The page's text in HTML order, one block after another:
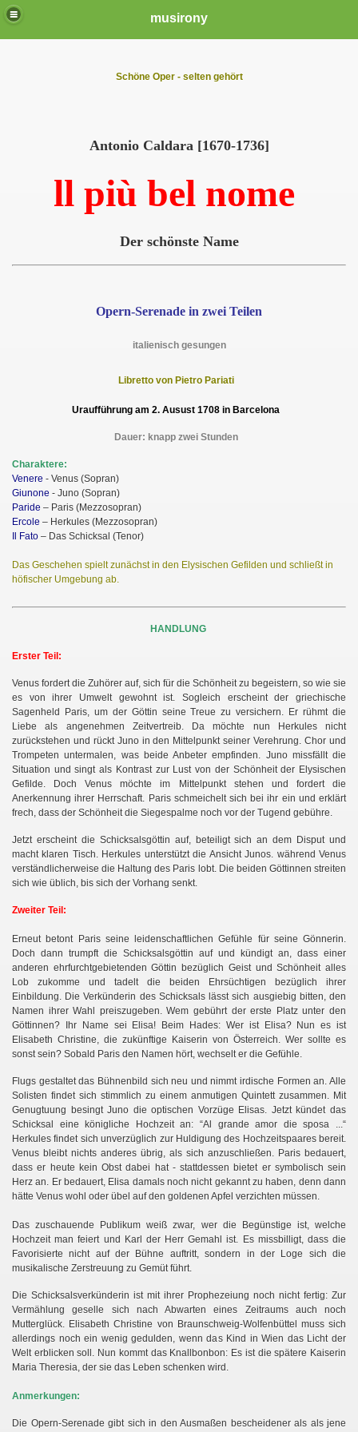
musirony
Schöne Oper - selten gehört
Antonio Caldara [1670-1736]
ll più bel nome
Der schönste Name
Opern-Serenade in zwei Teilen
italienisch gesungen
Libretto von Pietro Pariati
Uraufführung am 2. Ausust 1708 in Barcelona
Dauer: knapp zwei Stunden
Charaktere:
Venere - Venus (Sopran)
Giunone - Juno (Sopran)
Paride – Paris (Mezzosopran)
Ercole – Herkules (Mezzosopran)
Il Fato – Das Schicksal (Tenor)
Das Geschehen spielt zunächst in den Elysischen Gefilden und schließt in
höfischer Umgebung ab.
HANDLUNG
Erster Teil:
Venus fordert die Zuhörer auf, sich für die Schönheit zu begeistern, so wie sie
es von ihrer Umwelt gewohnt ist. Sogleich erscheint der griechische
Sagenheld Paris, um der Göttin seine Treue zu versichern. Er rühmt die
Liebe als angenehmen Zeitvertreib. Da möchte nun Herkules nicht
zurückstehen und rückt Juno in den Mittelpunkt seiner Verehrung. Chor und
Trompeten untermalen, was beide Anbeter empfinden. Juno missfällt die
Situation und singt als Kontrast zur Lust von der Schönheit der Elysischen
Gefilde. Doch Venus möchte im Mittelpunkt stehen und fordert die
Anerkennung ihrer Herrschaft. Paris schmeichelt sich bei ihr ein und erklärt
frech, dass der Schönheit die Siegespalme noch vor der Tugend gebühre.
Jetzt erscheint die Schicksalsgöttin auf, beteiligt sich an dem Disput und
macht klaren Tisch. Herkules unterstützt die Ansicht Junos. während Venus
verständlicherweise die Haltung des Paris lobt. Die beiden Göttinnen streiten
sich wie üblich, bis sich der Vorhang senkt.
Zweiter Teil:
Erneut betont Paris seine leidenschaftlichen Gefühle für seine Gönnerin.
Doch dann trumpft die Schicksalsgöttin auf und kündigt an, dass einer
anderen ehrfurchtgebietenden Göttin bezüglich Geist und Schönheit alles
Lob zukomme und tadelt die beiden Ehrsüchtigen bezüglich ihrer
Einbildung. Die Verkünderin des Schicksals lässt sich ausgiebig bitten, den
Namen ihrer Wahl preiszugeben. Wem gebührt der erste Platz unter den
Göttinnen? Ihr Name sei Elisa! Beim Hades: Wer ist Elisa? Nun es ist
Elisabeth Christine, die zukünftige Kaiserin von Österreich. Wer sollte es
sonst sein? Sobald Paris den Namen hört, wechselt er die Gefühle.
Flugs gestaltet das Bühnenbild sich neu und nimmt irdische Formen an. Alle
Solisten findet sich stimmlich zu einem anmutigen Quintett zusammen. Mit
Genugtuung besingt Juno die optischen Vorzüge Elisas. Jetzt kündet das
Schicksal eine königliche Hochzeit an: “Al grande amor die sposa ...“
Herkules findet sich unverzüglich zur Huldigung des Hochzeitspaares bereit.
Venus bleibt nichts anderes übrig, als sich anzuschließen. Paris bedauert,
dass er heute kein Obst dabei hat - stattdessen bietet er symbolisch sein
Herz an. Er bedauert, Elisa damals noch nicht gekannt zu haben, denn dann
hätte Venus wohl oder übel auf den goldenen Apfel verzichten müssen.
Das zuschauende Publikum weiß zwar, wer die Begünstige ist, welche
Hochzeit man feiert und Karl der Herr Gemahl ist. Es missbilligt, dass die
Favorisierte nicht auf der Bühne auftritt, sondern in der Loge sich die
musikalische Zerstreuung zu Gemüt führt.
Die Schicksalsverkünderin ist mit ihrer Prophezeiung noch nicht fertig: Zur
Vermählung geselle sich nach Abwarten eines Zeitraums auch noch
Mutterglück. Elisabeth Christine von Braunschweig-Wolfenbüttel muss sich
allerdings noch ein wenig gedulden, wenn das Kind in Wien das Licht der
Welt erblicken soll. Nun kommt das Knallbonbon: Es ist die spätere Kaiserin
Maria Theresia, der sie das Leben schenken wird.
Anmerkungen:
Die Opern-Serenade gibt sich in den Ausmaßen bescheidener als als jene